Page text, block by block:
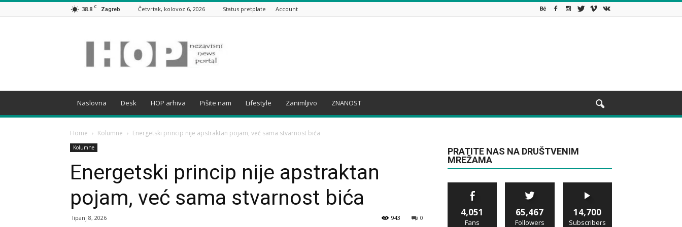
38.8 C Zagreb Četvrtak, kolovoz 6, 2026 Status pretplate Account
Naslovna Desk HOP arhiva Pišite nam Lifestyle Zanimljivo ZNANOST
Home Kolumne Energetski princip nije apstraktan pojam, već sama stvarnost bića
Kolumne
Energetski princip nije apstraktan
pojam, već sama stvarnost bića
lipanj 8, 2026 0
943
PRATITE NAS NA DRUŠTVENIM
MREŽAMA
4,051
Fans
65,467
Followers
14,700
Subscribers